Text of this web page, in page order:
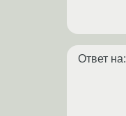
Ответ на: